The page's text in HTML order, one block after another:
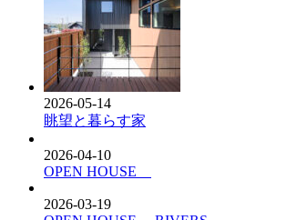
2026-05-14
眺望と暮らす家
2026-04-10
OPEN HOUSE
2026-03-19